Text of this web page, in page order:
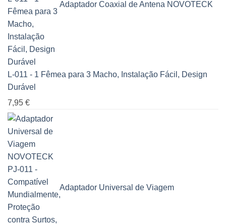
Adaptador Coaxial de Antena NOVOTECK
L-011 - 1 Fêmea para 3 Macho, Instalação Fácil, Design
Durável
7,95 €
Adaptador Universal de Viagem